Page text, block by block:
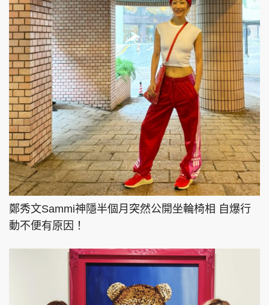
鄭秀文Sammi神隱半個月突然公開坐輪椅相 自爆行
動不便有原因！